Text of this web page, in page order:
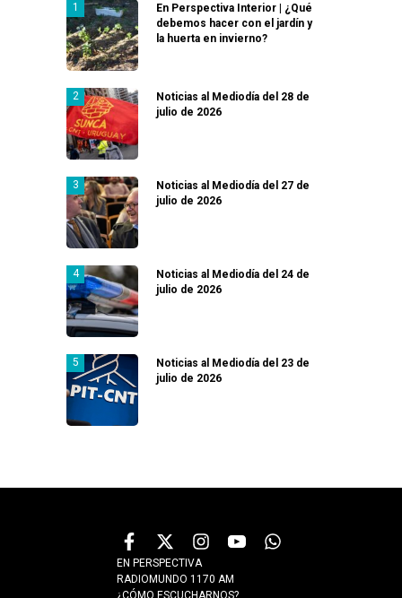
En Perspectiva Interior | ¿Qué
debemos hacer con el jardín y
la huerta en invierno?
Noticias al Mediodía del 28 de
julio de 2026
Noticias al Mediodía del 27 de
julio de 2026
Noticias al Mediodía del 24 de
julio de 2026
Noticias al Mediodía del 23 de
julio de 2026
EN PERSPECTIVA
RADIOMUNDO 1170 AM
¿CÓMO ESCUCHARNOS?